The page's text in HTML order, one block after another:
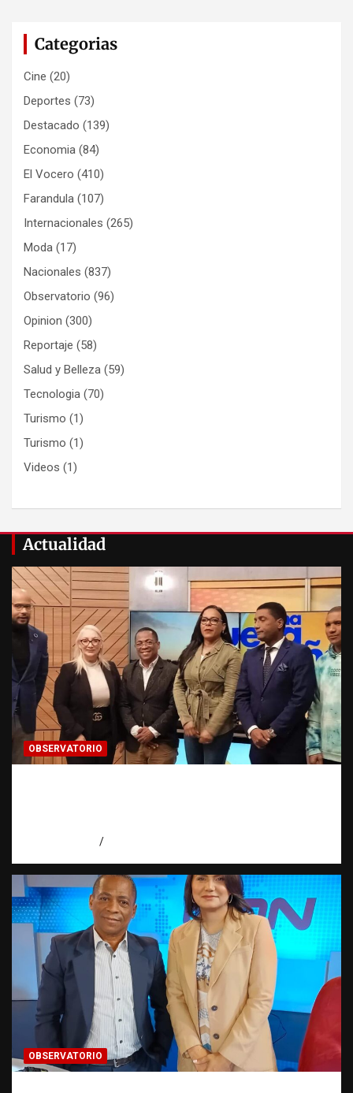
Categorias
Cine (20)
Deportes (73)
Destacado (139)
Economia (84)
El Vocero (410)
Farandula (107)
Internacionales (265)
Moda (17)
Nacionales (837)
Observatorio (96)
Opinion (300)
Reportaje (58)
Salud y Belleza (59)
Tecnologia (70)
Turismo (1)
Turismo (1)
Videos (1)
Actualidad
OBSERVATORIO
OBSERVATORIO